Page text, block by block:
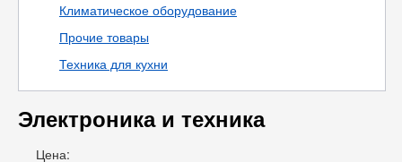
Климатическое оборудование
Прочие товары
Техника для кухни
Электроника и техника
Цена: